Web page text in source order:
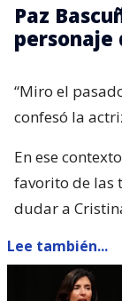
Paz
personaje
“Miro el
confesó la
En ese
favorito de las
dudar a
Lee también...